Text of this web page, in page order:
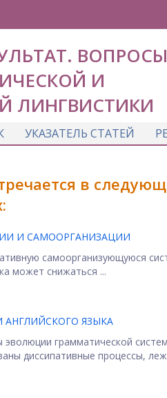
ВОПРОСЫ
И
ЛИНГВИСТИКИ
УКАЗАТЕЛЬ СТАТЕЙ
в
И САМООРГАНИЗАЦИИ
самоорганизующуюся
может снижаться ...
ЯЗЫКА
эволюции грамматической
диссипативные процессы,